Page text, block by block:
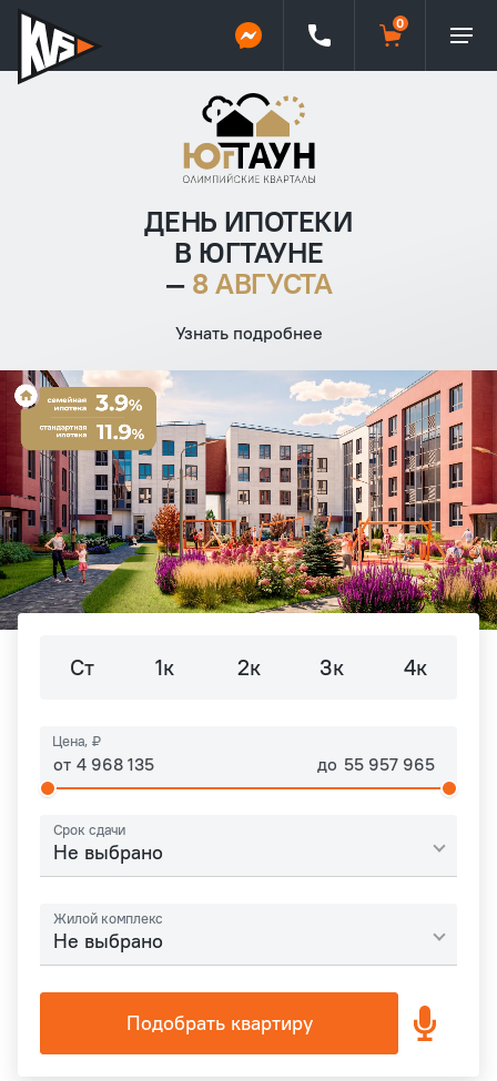
ДЕНЬ ИПОТЕКИ
В ЮГТАУНЕ
— 8 АВГУСТА
Узнать подробнее
Ст 1к 2к 3к 4к
Цена, ₽
от до
Срок сдачи
Не выбрано
Жилой комплекс
Не выбрано
Подобрать квартиру